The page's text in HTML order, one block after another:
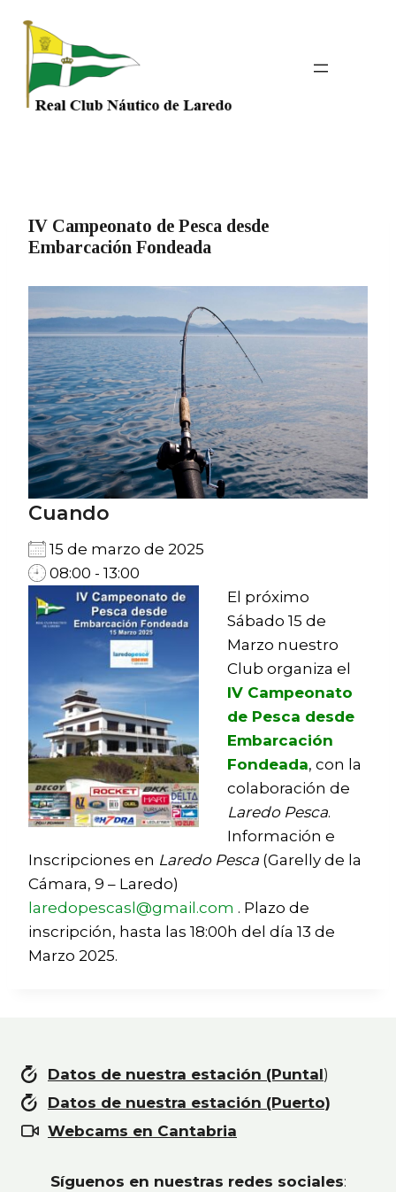
contenido
IV Campeonato de Pesca desde
Embarcación Fondeada
Cuando
15 de marzo de 2025
08:00 - 13:00
El próximo
Sábado 15 de
Marzo nuestro
Club organiza el
IV Campeonato
de Pesca desde
Embarcación
Fondeada, con la
colaboración de
Laredo Pesca.
Información e
Inscripciones en Laredo Pesca (Garelly de la
Cámara, 9 – Laredo)
laredopescasl@gmail.com . Plazo de
inscripción, hasta las 18:00h del día 13 de
Marzo 2025.
Datos de nuestra estación (Puntal)
Datos de nuestra estación (Puerto)
Webcams en Cantabria
Síguenos en nuestras redes sociales: